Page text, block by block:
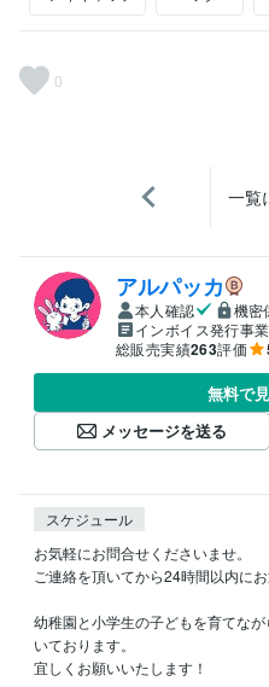
0
一覧
アルパッカ
本人確認
機密
インボイス発行事
総販売実績263評価
無料で
メッセージを送る
スケジュール
お気軽にお問合せくださいませ。
ご連絡を頂いてから24時間以内に
幼稚園と小学生の子どもを育てな
いております。
宜しくお願いいたします！